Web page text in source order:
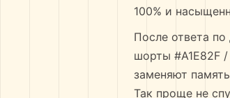
100% и
После ответа
шорты #A1E82F
заменяют
Так проще не